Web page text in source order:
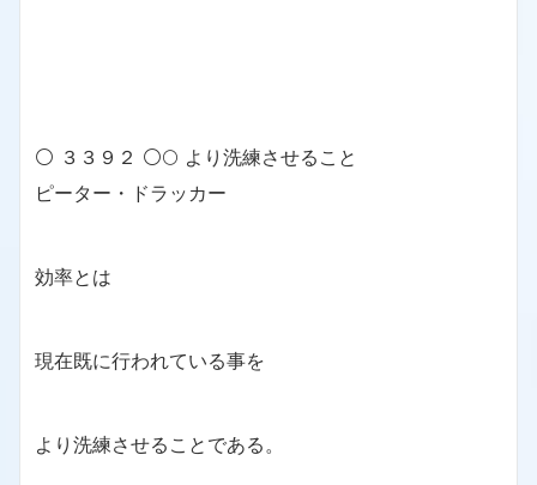
⚪ ３３９２ ⚪🌕 より洗練させること
ピーター・ドラッカー
効率とは
現在既に行われている事を
より洗練させることである。